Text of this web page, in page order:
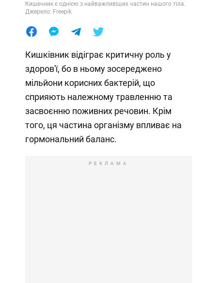
Кишечник є однією з найважливіших частин нашого тіла.
Джерело: Freepik
Кишківник відіграє критичну роль у
здоров'ї, бо в ньому зосереджено
мільйони корисних бактерій, що
сприяють належному травленню та
засвоєнню поживних речовин. Крім
того, ця частина організму впливає на
гормональний баланс.
РЕКЛАМА